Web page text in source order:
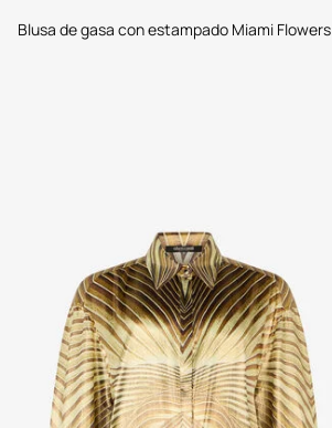
Blusa de gasa con estampado Miami Flowers